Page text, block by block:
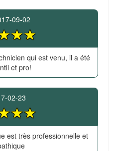
09-02
qui est venu, il a été
et pro!
02-23
est très professionnelle et